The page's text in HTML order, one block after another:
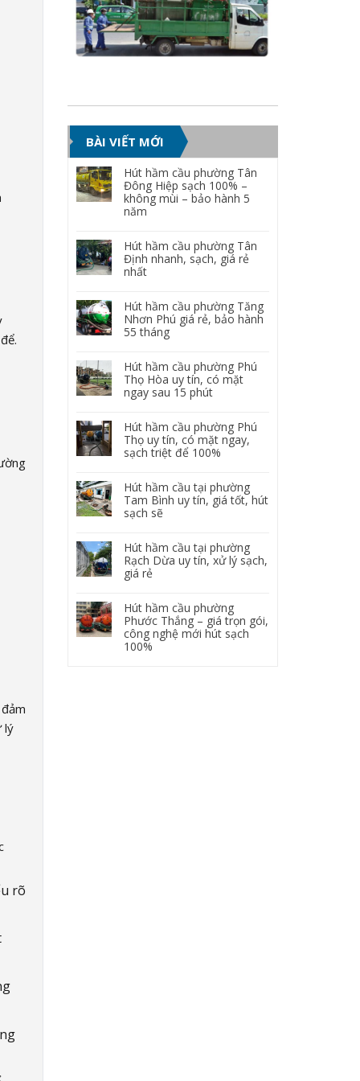
lý
rõ
BÀI VIẾT MỚI
Hút hầm cầu phường Tân
Đông Hiệp sạch 100% –
không mùi – bảo hành 5
năm
Hút hầm cầu phường Tân
Định nhanh, sạch, giá rẻ
nhất
Hút hầm cầu phường Tăng
Nhơn Phú giá rẻ, bảo hành
55 tháng
Hút hầm cầu phường Phú
Thọ Hòa uy tín, có mặt
ngay sau 15 phút
Hút hầm cầu phường Phú
Thọ uy tín, có mặt ngay,
sạch triệt để 100%
Hút hầm cầu tại phường
Tam Bình uy tín, giá tốt, hút
sạch sẽ
Hút hầm cầu tại phường
Rạch Dừa uy tín, xử lý sạch,
giá rẻ
Hút hầm cầu phường
Phước Thắng – giá trọn gói,
công nghệ mới hút sạch
100%